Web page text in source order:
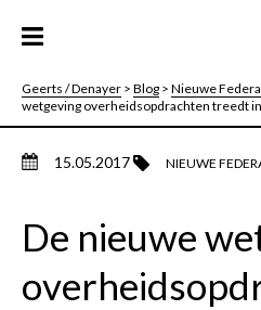
Geerts / Denayer > Blog > Nieuwe
wetgeving overheidsopdrachten treedt
15.05.2017 NIEUWE
De nieuwe